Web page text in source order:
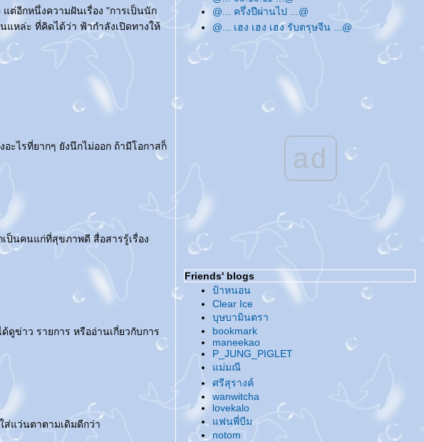
ต่อีกหนึ่งความฝันเรื่อง "การเป็นนัก
แหล่ะ ที่คิดได้ว่า ฟ้ากำลังเปิดทางให้
ะไรที่ยากๆ ยังนึกไม่ออก ถ้ามีโอกาสก็
ป็นคนแก่ที่สุขภาพดี สื่อสารรู้เรื่อง
ดูข่าว รายการ หรืออ่านเกี่ยวกับการ
ส่แว่นตาตามเดิมดีกว่า
@... ครึ่งปีผ่านไป ...@
@... เฮง เฮง เฮง รับตรุษจีน ...@
@... หายไปเพราะติด 'เด็ก' ...@
@... Merry Christmas & Happy New Year
@... ทวิตเตอร์ ...@
@... อัพเดทบล็อกแบบหมดมุก ...@
@... บันทึกถึงสิ่งที่ทำ ...@
@... ปัดกวาดบล็อกกันซะหน่อย ...@
@... สวัสดีปีใหม่ค่ะ ...@
@... 08.08.08 ...@
@... บอล... ลูกกลมๆ ...@
@... อัพเดทบล็อกเรื่อยเปื่อย ...@
@... ของฝากจากทะเล ...@
@... เธอสวยจนน่าสงสัย ? ...@
@... หนังสือ & ซีรีย์ ...@
@... เอาบุญมาฝาก ...@
@... ให้ห้า ให้มึน ...@
@... ดูแต่ซีรีย์ ...@
@... ผมสั้น & ผมยาว ...@
@... กลับมาบ้าเมะอีกรอบแล้ว ทำไงดี ...@
ad
Friends' blogs
ป้าหนอน
Clear Ice
บุษบามินตรา
bookmark
maneekao
P_JUNG_PIGLET
ม่มณี
ศรีสุรางค์
wanwitcha
lovekalo
ฟนพี่บีม
notom